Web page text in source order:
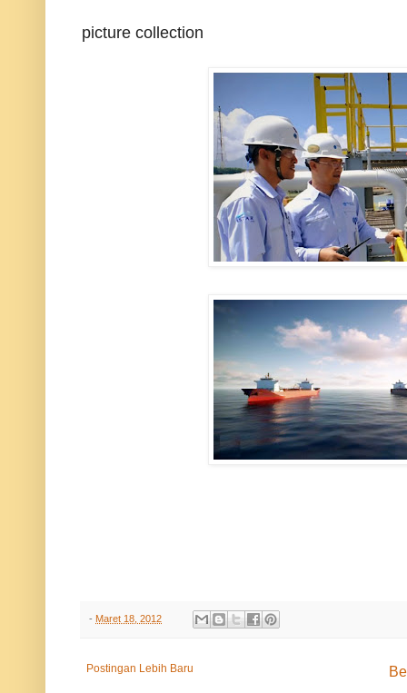
picture collection
- Maret 18, 2012
Postingan Lebih Baru